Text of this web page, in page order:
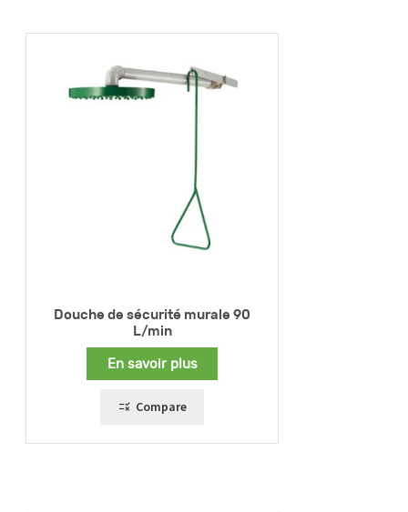
Douche de sécurité murale 90
L/min
En savoir plus
Compare